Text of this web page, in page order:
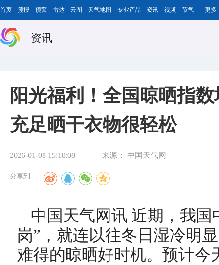
首页 预报 预警 雷达 云图 天气地图 专业产品 资讯 视频 节气 更多
资讯
阳光福利！全国晾晒指
充足晒干衣物很轻松
2026-01-08 15:18:08 来源： 中国天气网
分享到
中国天气网讯 近期，我
岗”，就连以往冬日湿冷明
难得的晾晒好时机。预计今